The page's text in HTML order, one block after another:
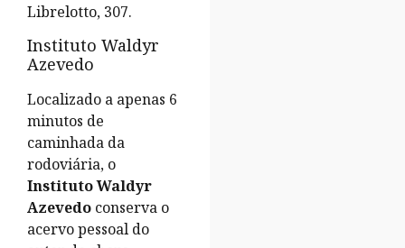
Librelotto, 307.
Instituto Waldyr
Azevedo
Localizado a apenas 6
minutos de
caminhada da
rodoviária, o
Instituto Waldyr
Azevedo conserva o
acervo pessoal do